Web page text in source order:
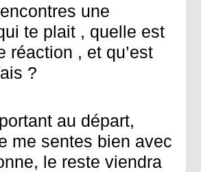
une
te plait , quelle est
réaction , et qu’est
?
au départ,
me sentes bien avec
le reste viendra